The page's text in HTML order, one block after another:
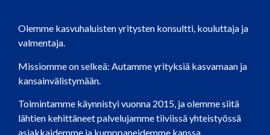
Olemme kasvuhaluisten yritysten konsultti, kouluttaja ja
valmentaja.
Missiomme on selkeä: Autamme yrityksiä kasvamaan ja
kansainvälistymään.
Toimintamme käynnistyi vuonna 2015, ja olemme siitä
lähtien kehittäneet palvelujamme tiiviissä yhteistyössä
asiakkaidemme ja kumppaneidemme kanssa.